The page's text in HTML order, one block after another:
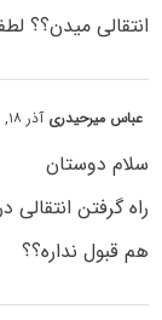
انتقالی میدن؟؟
عباس میرحیدری آذر ۱۸, ۱۳۹۶ at ۷:۵۷ ب٫ظ
سلام دوستان
راه گرفتن
هم قبول نداره؟؟